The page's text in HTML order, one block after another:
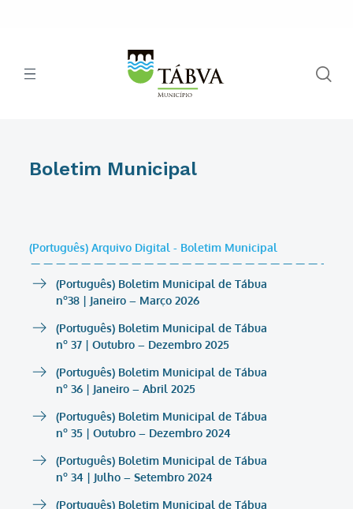
Boletim Municipal
(Português) Arquivo Digital - Boletim Municipal
(Português) Boletim Municipal de Tábua
nº38 | Janeiro – Março 2026
(Português) Boletim Municipal de Tábua
nº 37 | Outubro – Dezembro 2025
(Português) Boletim Municipal de Tábua
nº 36 | Janeiro – Abril 2025
(Português) Boletim Municipal de Tábua
nº 35 | Outubro – Dezembro 2024
(Português) Boletim Municipal de Tábua
nº 34 | Julho – Setembro 2024
(Português) Boletim Municipal de Tábua